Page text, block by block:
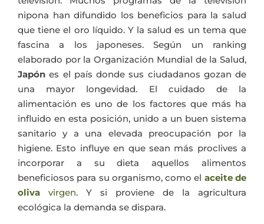
nipona han difundido los beneficios para la salud
que tiene el oro líquido. Y la salud es un tema que
fascina a los japoneses. Según un ranking
elaborado por la Organización Mundial de la Salud,
Japón es el país donde sus ciudadanos gozan de
una mayor longevidad. El cuidado de la
alimentación es uno de los factores que más ha
influido en esta posición, unido a un buen sistema
sanitario y a una elevada preocupación por la
higiene. Esto influye en que sean más proclives a
incorporar a su dieta aquellos alimentos
beneficiosos para su organismo, como el aceite de
oliva virgen. Y si proviene de la agricultura
ecológica la demanda se dispara.